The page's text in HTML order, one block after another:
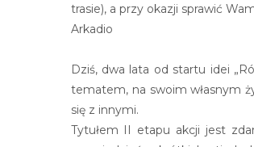
trasie), a przy okazji sprawić
Arkadio
Dziś, dwa lata od startu idei
tematem, na swoim własnym
się z innymi.
Tytułem II etapu akcji jest